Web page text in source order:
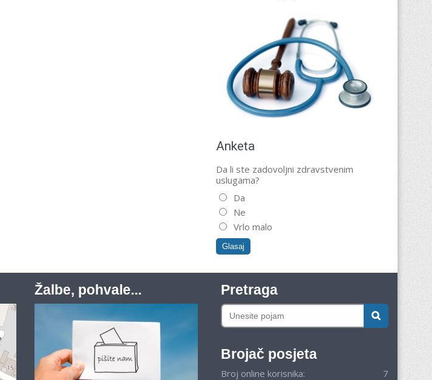
Anketa
Da li ste zadovoljni zdravstvenim
uslugama?
Da
Ne
Vrlo malo
Žalbe, pohvale... Pretraga
Brojač posjeta
Broj online korisnika: 7